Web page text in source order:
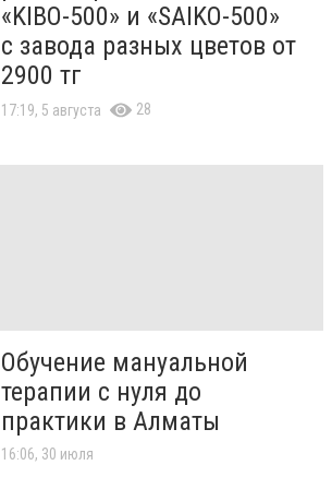
«KIBO-500» и «SAIKO-500»
с завода разных цветов от
2900 тг
17:19, 5 августа 28
Обучение мануальной
терапии с нуля до
практики в Алматы
16:06, 30 июля